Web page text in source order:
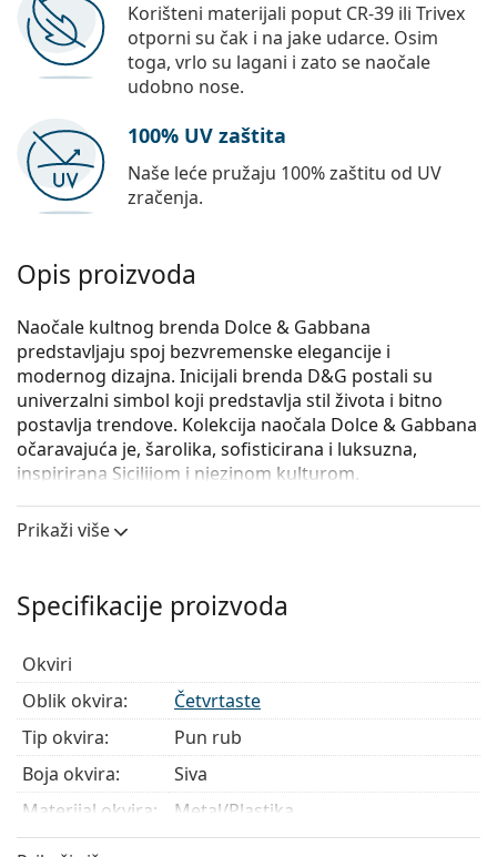
Korišteni materijali poput CR-39 ili Trivex
otporni su čak i na jake udarce. Osim
toga, vrlo su lagani i zato se naočale
udobno nose.
100% UV zaštita
Naše leće pružaju 100% zaštitu od UV
zračenja.
Opis proizvoda
Naočale kultnog brenda Dolce & Gabbana
predstavljaju spoj bezvremenske elegancije i
modernog dizajna. Inicijali brenda D&G postali su
univerzalni simbol koji predstavlja stil života i bitno
postavlja trendove. Kolekcija naočala Dolce & Gabbana
očaravajuća je, šarolika, sofisticirana i luksuzna,
inspirirana Sicilijom i njezinom kulturom.
Dolce & Gabbana 0DG3331 3268su ženske naočale s
dioptrijom.
Siva boja okvira odlično se slaže s hladnim tonom
kosom.
Četvrtasti okviri idealan su izbor ako imate okrugli,
ovalni ili trokutasti oblik lica.
Okvir naočala izrađen je u kombinaciji metala
i plastike. Nudi visoku otpornost, čvrstoću
i neobičan stil.
Cijeli okviri su najčešći tip okvira, sastoje se od
upečatljivim dizajnom pomažu vam naglasiti
Prikaži više
Specifikacije proizvoda
Okviri
Oblik okvira:
Četvrtaste
Tip okvira:
Pun rub
Boja okvira:
Siva
Materijal okvira:
Metal/Plastika